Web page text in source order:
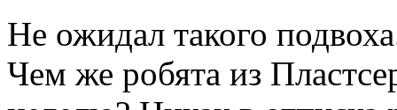
Не ожидал такого
Чем же робята из